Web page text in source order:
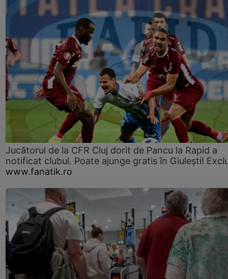
Jucătorul de la CFR Cluj dorit de Pancu la Rapid a
notificat clubul. Poate ajunge gratis în Giulești!
www.fanatik.ro